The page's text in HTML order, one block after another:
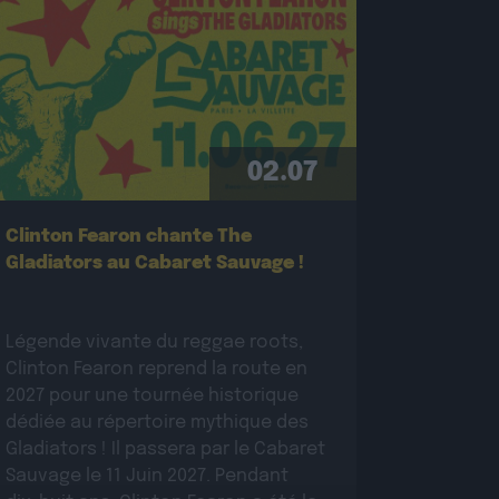
02.07
Clinton Fearon chante The
Gladiators au Cabaret Sauvage !
Légende vivante du reggae roots,
Clinton Fearon reprend la route en
2027 pour une tournée historique
dédiée au répertoire mythique des
Gladiators ! Il passera par le Cabaret
Sauvage le 11 Juin 2027. Pendant